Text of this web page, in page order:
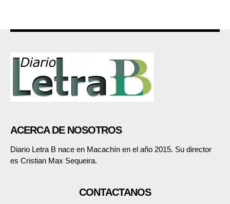
ACERCA DE NOSOTROS
Diario Letra B nace en Macachín en el año 2015. Su director
es Cristian Max Sequeira.
CONTACTANOS